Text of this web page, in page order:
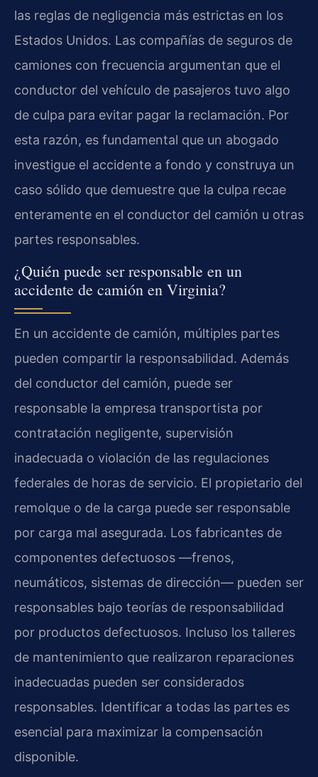
las reglas de negligencia más estrictas en los
Estados Unidos. Las compañías de seguros de
camiones con frecuencia argumentan que el
conductor del vehículo de pasajeros tuvo algo
de culpa para evitar pagar la reclamación. Por
esta razón, es fundamental que un abogado
investigue el accidente a fondo y construya un
caso sólido que demuestre que la culpa recae
enteramente en el conductor del camión u otras
partes responsables.
¿Quién puede ser responsable en un
accidente de camión en Virginia?
En un accidente de camión, múltiples partes
pueden compartir la responsabilidad. Además
del conductor del camión, puede ser
responsable la empresa transportista por
contratación negligente, supervisión
inadecuada o violación de las regulaciones
federales de horas de servicio. El propietario del
remolque o de la carga puede ser responsable
por carga mal asegurada. Los fabricantes de
componentes defectuosos —frenos,
neumáticos, sistemas de dirección— pueden ser
responsables bajo teorías de responsabilidad
por productos defectuosos. Incluso los talleres
de mantenimiento que realizaron reparaciones
inadecuadas pueden ser considerados
responsables. Identificar a todas las partes es
esencial para maximizar la compensación
disponible.